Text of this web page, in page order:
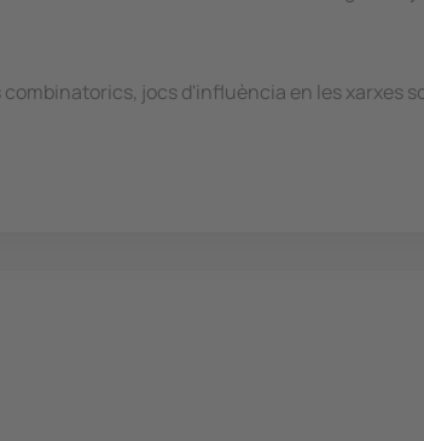
jocs d'influència en les xarxes